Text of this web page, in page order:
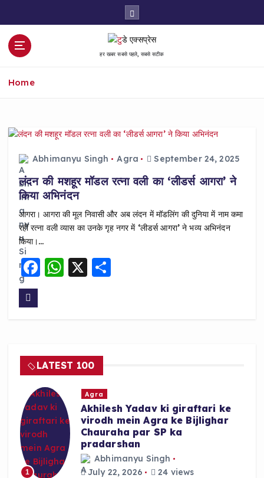
हर खबर सबसे पहले, सबसे सटीक
Home
Abhimanyu Singh Agra September 24, 2025
लंदन की मशहूर मॉडल रत्ना वली का ‘लीडर्स आगरा’ ने
किया अभिनंदन
आगरा। आगरा की मूल निवासी और अब लंदन में मॉडलिंग की दुनिया में नाम कमा
रहीं रत्ना वली व्यास का उनके गृह नगर में ‘लीडर्स आगरा’ ने भव्य अभिनंदन
किया।…
F
o
o
k
W
p
p
X S
LATEST 100
1
Agra
Akhilesh Yadav ki giraftari ke
virodh mein Agra ke Bijlighar
Chauraha par SP ka
pradarshan
Abhimanyu Singh
July 22, 2026
24 views